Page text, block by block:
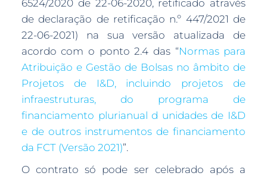
6524/2020 de 22-06-2020, retificado através
de declaração de retificação n.º 447/2021 de
22-06-2021) na sua versão atualizada de
acordo com o ponto 2.4 das “Normas para
Atribuição e Gestão de Bolsas no âmbito de
Projetos de I&D, incluindo projetos de
infraestruturas, do programa de
financiamento plurianual d unidades de I&D
e de outros instrumentos de financiamento
da FCT (Versão 2021)”.
O contrato só pode ser celebrado após a